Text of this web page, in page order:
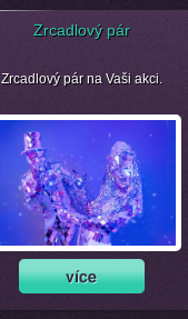
Zrcadlový pár
Zrcadlový pár na Vaši akci.